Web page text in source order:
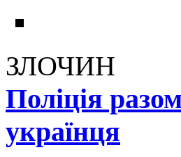
ЗЛОЧИН
Поліція
українця